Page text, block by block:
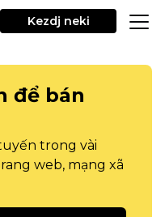
Kezdj neki
để bán
trong vài
web, mạng xã